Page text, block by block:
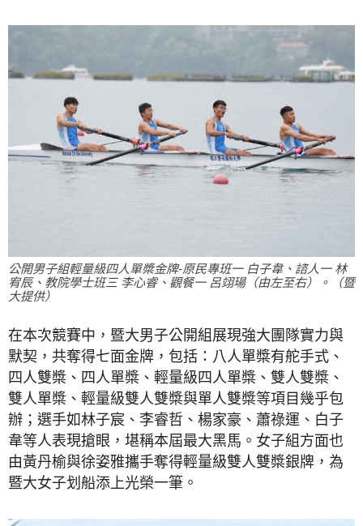
公開男子組輕量級四人單槳金牌-原民專班一 白子韋、諮人一 林
宥辰、教院學士班三 李心睿、觀餐一 呂翊瑒（由左至右）。（暨
大提供）
在本次競賽中，暨大男子公開組展現強大團隊實力與
默契，共奪得七面金牌，包括：八人單槳有舵手式、
四人雙槳、四人單槳、輕量級四人單槳、雙人雙槳、
雙人單槳、輕量級雙人雙槳與單人雙槳等項目幾乎包
辦；選手如林子宸、李睿哲、楊家豪、蕭祿運、白子
韋等人表現搶眼，堪稱本屆最大黑馬。女子組方面也
由黃丹榆與徐姿雅攜手奪得輕量級雙人雙槳銀牌，為
暨大女子划船添上光榮一筆。